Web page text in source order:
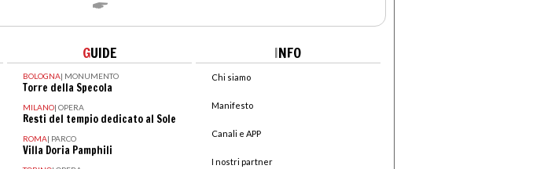
GUIDE
BOLOGNA| MONUMENTO
Torre della Specola
MILANO| OPERA
Resti del tempio dedicato al Sole
ROMA| PARCO
Villa Doria Pamphili
INFO
Chi siamo
Manifesto
Canali e APP
I nostri partner